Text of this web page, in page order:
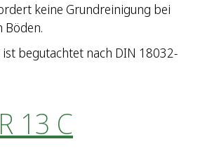
keine Grundreinigung bei
Böden.
ist begutachtet nach DIN 18032-
13 C